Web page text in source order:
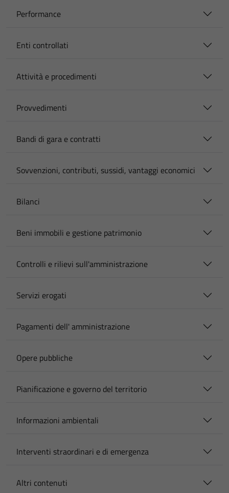
Performance
Enti controllati
Attività e procedimenti
Provvedimenti
Bandi di gara e contratti
Sovvenzioni, contributi, sussidi, vantaggi economici
Bilanci
Beni immobili e gestione patrimonio
Controlli e rilievi sull'amministrazione
Servizi erogati
Pagamenti dell' amministrazione
Opere pubbliche
Pianificazione e governo del territorio
Informazioni ambientali
Interventi straordinari e di emergenza
Altri contenuti